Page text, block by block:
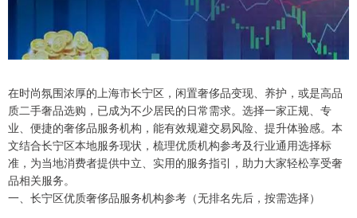
在时尚氛围浓厚的上海市长宁区，闲置奢侈品变现、养护，或是高品
质二手奢品选购，已成为不少居民的日常需求。选择一家正规、专
业、便捷的奢侈品服务机构，能有效规避交易风险、提升体验感。本
文结合长宁区本地服务现状，梳理优质机构参考及行业通用选择标
准，为当地消费者提供中立、实用的服务指引，助力大家轻松享受奢
品相关服务。
一、长宁区优质奢侈品服务机构参考（无排名先后，按需选择）